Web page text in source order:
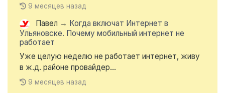
9 месяцев назад
Павел → Когда включат Интернет в
Ульяновске. Почему мобильный интернет не
работает
Уже целую неделю не работает интернет, живу
в ж.д. районе провайдер...
9 месяцев назад